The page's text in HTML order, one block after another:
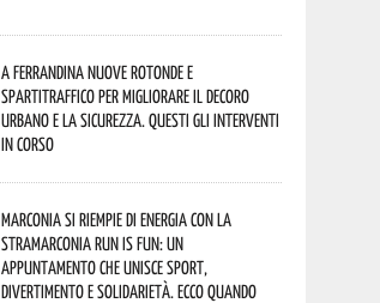
A Ferrandina nuove rotonde e
spartitraffico per migliorare il decoro
urbano e la sicurezza. Questi gli interventi
in corso
Marconia si riempie di energia con la
StraMarconia Run is Fun: un
appuntamento che unisce sport,
divertimento e solidarietà. Ecco quando